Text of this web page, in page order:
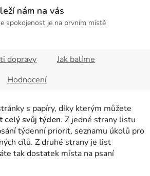
nám na vás
spokojenost je na prvním místě
dopravy
Jak balíme
Hodnocení
s papíry, díky kterým můžete
celý svůj týden. Z jedné strany listu
týdenní priorit, seznamu úkolů pro
cílů. Z druhé strany je list
tak dostatek místa na psaní